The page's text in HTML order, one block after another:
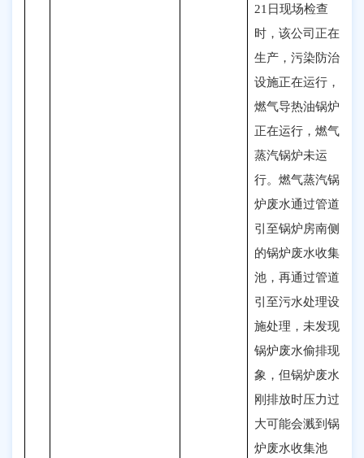
21日现场检查
时，该公司正在
生产，污染防治
设施正在运行，
燃气导热油锅炉
正在运行，燃气
蒸汽锅炉未运
行。燃气蒸汽锅
炉废水通过管道
引至锅炉房南侧
的锅炉废水收集
池，再通过管道
引至污水处理设
施处理，未发现
锅炉废水偷排现
象，但锅炉废水
刚排放时压力过
大可能会溅到锅
炉废水收集池